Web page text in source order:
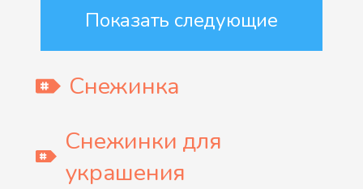
Показать следующие
Снежинка
Снежинки для
украшения